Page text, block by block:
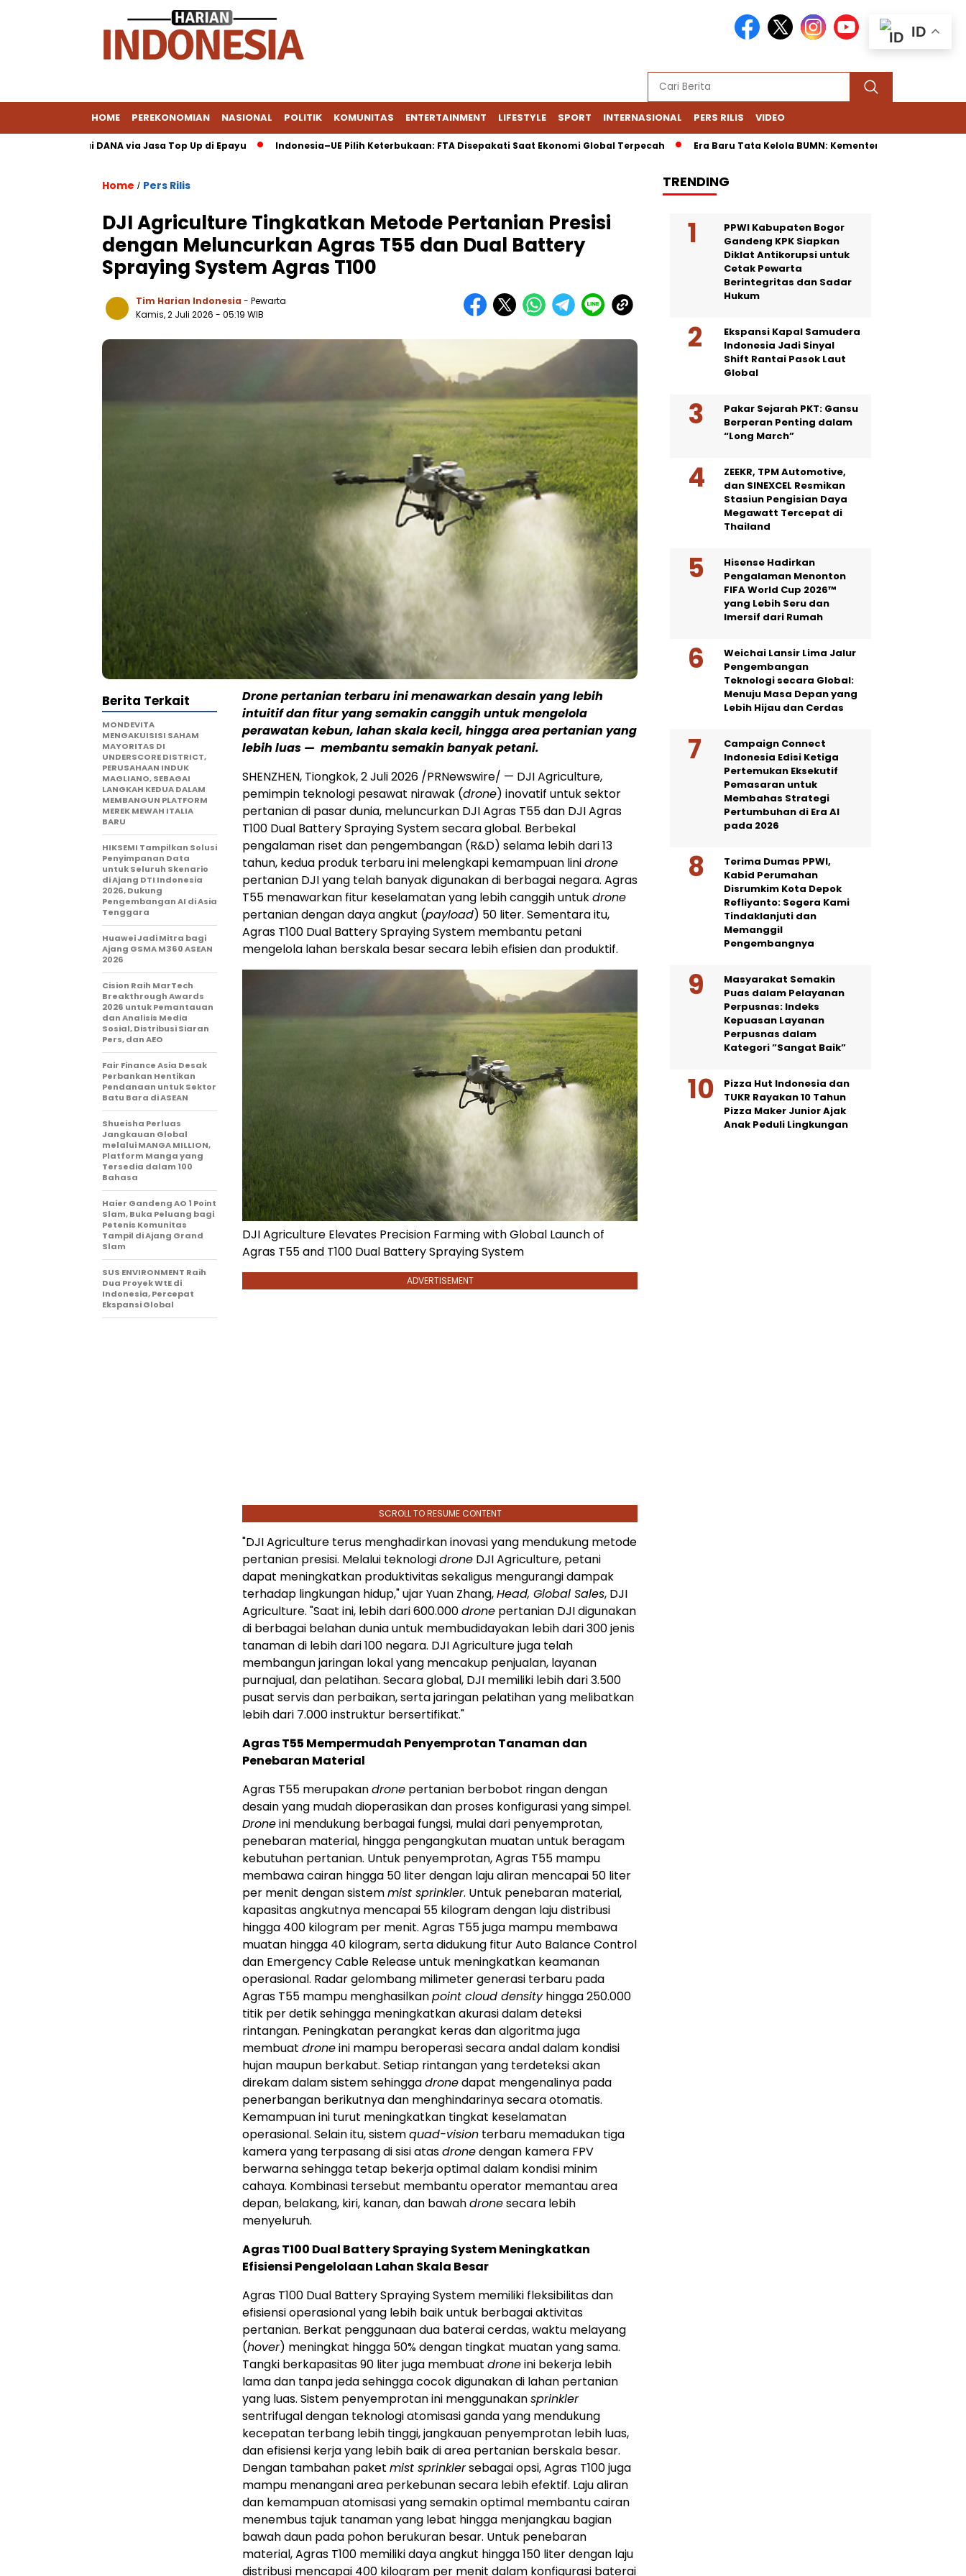
HOME PEREKONOMIAN NASIONAL POLITIK KOMUNITAS ENTERTAINMENT LIFESTYLE SPORT INTERNASIONAL PERS RILIS VIDEO
Pakai DANA via Jasa Top Up di Epayu Indonesia–UE Pilih Keterbukaan: FTA Disepakati Saat Ekonomi Global Terpecah Era Baru Tata Kelola BUMN: Kementerian Fokus Regulasi,
Home / Pers Rilis
DJI Agriculture Tingkatkan Metode Pertanian Presisi
dengan Meluncurkan Agras T55 dan Dual Battery
Spraying System Agras T100
Tim Harian Indonesia - Pewarta
Kamis, 2 Juli 2026 - 05:19 WIB
Drone pertanian terbaru ini menawarkan desain yang lebih
intuitif dan fitur yang semakin canggih untuk mengelola
perawatan kebun, lahan skala kecil, hingga area pertanian yang
lebih luas — membantu semakin banyak petani.
SHENZHEN, Tiongkok, 2 Juli 2026 /PRNewswire/ — DJI Agriculture,
pemimpin teknologi pesawat nirawak (drone) inovatif untuk sektor
pertanian di pasar dunia, meluncurkan DJI Agras T55 dan DJI Agras
T100 Dual Battery Spraying System secara global. Berbekal
pengalaman riset dan pengembangan (R&D) selama lebih dari 13
tahun, kedua produk terbaru ini melengkapi kemampuan linidrone
pertanian DJI yang telah banyak digunakan di berbagai negara. Agras
T55 menawarkan fitur keselamatan yang lebih canggih untukdrone
pertanian dengan daya angkut (payload) 50 liter. Sementara itu,
Agras T100 Dual Battery Spraying System membantu petani
mengelola lahan berskala besar secara lebih efisien dan produktif.
DJI Agriculture Elevates Precision Farming with Global Launch of
Agras T55 and T100 Dual Battery Spraying System
ADVERTISEMENT
SCROLL TO RESUME CONTENT
"DJI Agriculture terus menghadirkan inovasi yang mendukung metode
pertanian presisi. Melalui teknologidrone DJI Agriculture, petani
dapat meningkatkan produktivitas sekaligus mengurangi dampak
terhadap lingkungan hidup," ujar Yuan Zhang,Head, Global Sales, DJI
Agriculture. "Saat ini, lebih dari 600.000drone pertanian DJI digunakan
di berbagai belahan dunia untuk membudidayakan lebih dari 300 jenis
tanaman di lebih dari 100 negara. DJI Agriculture juga telah
membangun jaringan lokal yang mencakup penjualan, layanan
purnajual, dan pelatihan. Secara global, DJI memiliki lebih dari 3.500
pusat servis dan perbaikan, serta jaringan pelatihan yang melibatkan
lebih dari 7.000 instruktur bersertifikat."
Agras T55 Mempermudah Penyemprotan Tanaman dan
Penebaran Material
Agras T55 merupakandrone pertanian berbobot ringan dengan
desain yang mudah dioperasikan dan proses konfigurasi yang simpel.
Droneini mendukung berbagai fungsi, mulai dari penyemprotan,
penebaran material, hingga pengangkutan muatan untuk beragam
kebutuhan pertanian. Untuk penyemprotan, Agras T55 mampu
membawa cairan hingga 50 liter dengan laju aliran mencapai 50 liter
per menit dengan sistemmist sprinkler. Untuk penebaran material,
kapasitas angkutnya mencapai 55 kilogram dengan laju distribusi
hingga 400 kilogram per menit. Agras T55 juga mampu membawa
muatan hingga 40 kilogram, serta didukung fitur Auto Balance Control
dan Emergency Cable Release untuk meningkatkan keamanan
operasional. Radar gelombang milimeter generasi terbaru pada
Agras T55 mampu menghasilkanpoint cloud densityhingga 250.000
titik per detik sehingga meningkatkan akurasi dalam deteksi
rintangan. Peningkatan perangkat keras dan algoritma juga
membuat droneini mampu beroperasi secara andal dalam kondisi
hujan maupun berkabut. Setiap rintangan yang terdeteksi akan
direkam dalam sistem sehinggadronedapat mengenalinya pada
penerbangan berikutnya dan menghindarinya secara otomatis.
Kemampuan ini turut meningkatkan tingkat keselamatan
operasional. Selain itu, sistemquad-vision terbaru memadukan tiga
kamera yang terpasang di sisi atasdronedengan kamera FPV
berwarna sehingga tetap bekerja optimal dalam kondisi minim
cahaya. Kombinasi tersebut membantu operator memantau area
depan, belakang, kiri, kanan, dan bawahdronesecara lebih
menyeluruh.
Agras T100 Dual Battery Spraying System Meningkatkan
Efisiensi Pengelolaan Lahan Skala Besar
Agras T100 Dual Battery Spraying System memiliki fleksibilitas dan
efisiensi operasional yang lebih baik untuk berbagai aktivitas
pertanian. Berkat penggunaan dua baterai cerdas, waktu melayang
(hover) meningkat hingga 50% dengan tingkat muatan yang sama.
Tangki berkapasitas 90 liter juga membuat droneini bekerja lebih
lama dan tanpa jeda sehingga cocok digunakan di lahan pertanian
yang luas. Sistem penyemprotan ini menggunakansprinkler
sentrifugal dengan teknologi atomisasi ganda yang mendukung
kecepatan terbang lebih tinggi, jangkauan penyemprotan lebih luas,
dan efisiensi kerja yang lebih baik di area pertanian berskala besar.
Dengan tambahan paket mist sprinklersebagai opsi, Agras T100 juga
mampu menangani area perkebunan secara lebih efektif. Laju aliran
dan kemampuan atomisasi yang semakin optimal membantu cairan
menembus tajuk tanaman yang lebat hingga menjangkau bagian
bawah daun pada pohon berukuran besar. Untuk penebaran
material, Agras T100 memiliki daya angkut hingga 150 liter dengan laju
distribusi mencapai 400 kilogram per menit dalam konfigurasi baterai
Berita Terkait
MONDEVITA
MENGAKUISISI SAHAM
MAYORITAS DI
UNDERSCORE DISTRICT,
PERUSAHAAN INDUK
MAGLIANO, SEBAGAI
LANGKAH KEDUA DALAM
MEMBANGUN PLATFORM
MEREK MEWAH ITALIA
BARU
HIKSEMI Tampilkan Solusi
Penyimpanan Data
untuk Seluruh Skenario
di Ajang DTI Indonesia
2026, Dukung
Pengembangan AI di Asia
Tenggara
Huawei Jadi Mitra bagi
Ajang GSMA M360 ASEAN
2026
Cision Raih MarTech
Breakthrough Awards
2026 untuk Pemantauan
dan Analisis Media
Sosial, Distribusi Siaran
Pers, dan AEO
Fair Finance Asia Desak
Perbankan Hentikan
Pendanaan untuk Sektor
Batu Bara di ASEAN
Shueisha Perluas
Jangkauan Global
melalui MANGA MILLION,
Platform Manga yang
Tersedia dalam 100
Bahasa
Haier Gandeng AO 1 Point
Slam, Buka Peluang bagi
Petenis Komunitas
Tampil di Ajang Grand
Slam
SUS ENVIRONMENT Raih
Dua Proyek WtE di
Indonesia, Percepat
Ekspansi Global
TRENDING
PPWI Kabupaten Bogor
Gandeng KPK Siapkan
Diklat Antikorupsi untuk
Cetak Pewarta
Berintegritas dan Sadar
Hukum
Ekspansi Kapal Samudera
Indonesia Jadi Sinyal
Shift Rantai Pasok Laut
Global
Pakar Sejarah PKT: Gansu
Berperan Penting dalam
“Long March”
ZEEKR, TPM Automotive,
dan SINEXCEL Resmikan
Stasiun Pengisian Daya
Megawatt Tercepat di
Thailand
Hisense Hadirkan
Pengalaman Menonton
FIFA World Cup 2026™
yang Lebih Seru dan
Imersif dari Rumah
Weichai Lansir Lima Jalur
Pengembangan
Teknologi secara Global:
Menuju Masa Depan yang
Lebih Hijau dan Cerdas
Campaign Connect
Indonesia Edisi Ketiga
Pertemukan Eksekutif
Pemasaran untuk
Membahas Strategi
Pertumbuhan di Era AI
pada 2026
Terima Dumas PPWI,
Kabid Perumahan
Disrumkim Kota Depok
Refliyanto: Segera Kami
Tindaklanjuti dan
Memanggil
Pengembangnya
Masyarakat Semakin
Puas dalam Pelayanan
Perpusnas: Indeks
Kepuasan Layanan
Perpusnas dalam
Kategori ”Sangat Baik”
Pizza Hut Indonesia dan
TUKR Rayakan 10 Tahun
Pizza Maker Junior Ajak
Anak Peduli Lingkungan
ID